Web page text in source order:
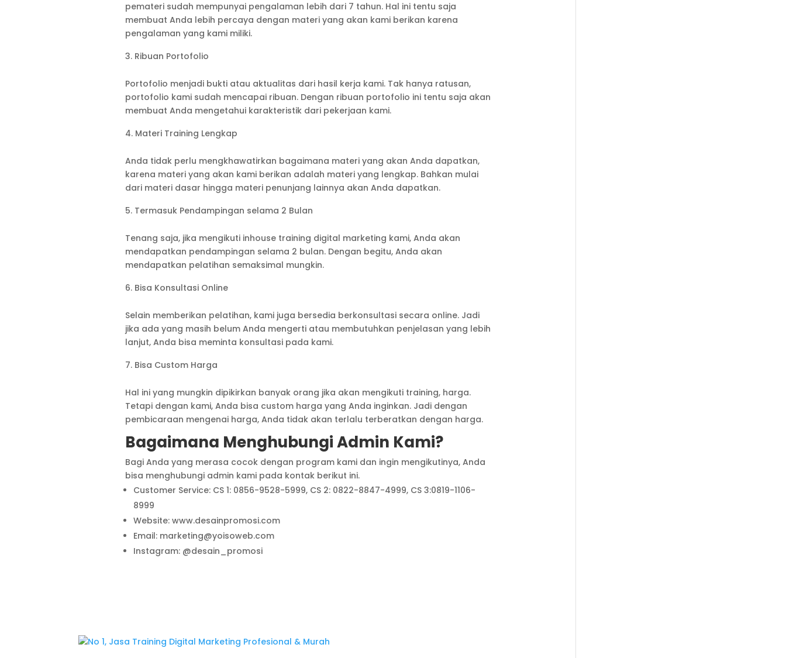
pemateri sudah mempunyai pengalaman lebih dari 7 tahun. Hal ini tentu saja
membuat Anda lebih percaya dengan materi yang akan kami berikan karena
pengalaman yang kami miliki.
Ribuan Portofolio
Portofolio menjadi bukti atau aktualitas dari hasil kerja kami. Tak hanya ratusan,
portofolio kami sudah mencapai ribuan. Dengan ribuan portofolio ini tentu saja akan
membuat Anda mengetahui karakteristik dari pekerjaan kami.
Materi Training Lengkap
Anda tidak perlu mengkhawatirkan bagaimana materi yang akan Anda dapatkan,
karena materi yang akan kami berikan adalah materi yang lengkap. Bahkan mulai
dari materi dasar hingga materi penunjang lainnya akan Anda dapatkan.
Termasuk Pendampingan selama 2 Bulan
Tenang saja, jika mengikuti inhouse training digital marketing kami, Anda akan
mendapatkan pendampingan selama 2 bulan. Dengan begitu, Anda akan
mendapatkan pelatihan semaksimal mungkin.
Bisa Konsultasi Online
Selain memberikan pelatihan, kami juga bersedia berkonsultasi secara online. Jadi
jika ada yang masih belum Anda mengerti atau membutuhkan penjelasan yang lebih
lanjut, Anda bisa meminta konsultasi pada kami.
Bisa Custom Harga
Hal ini yang mungkin dipikirkan banyak orang jika akan mengikuti training, harga.
Tetapi dengan kami, Anda bisa custom harga yang Anda inginkan. Jadi dengan
pembicaraan mengenai harga, Anda tidak akan terlalu terberatkan dengan harga.
Bagaimana Menghubungi Admin Kami?
Bagi Anda yang merasa cocok dengan program kami dan ingin mengikutinya, Anda
bisa menghubungi admin kami pada kontak berikut ini.
Customer Service: CS 1: 0856-9528-5999, CS 2: 0822-8847-4999, CS 3:0819-1106-
8999
Website: www.desainpromosi.com
Email: marketing@yoisoweb.com
Instagram: @desain_promosi